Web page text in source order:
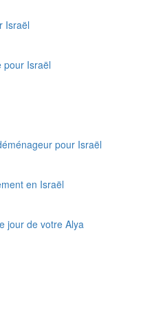
en
Juive
?
Paris à
et de
taxés
des
Israël
pour Israël
pour Israël
en Israël
jour de votre Alya